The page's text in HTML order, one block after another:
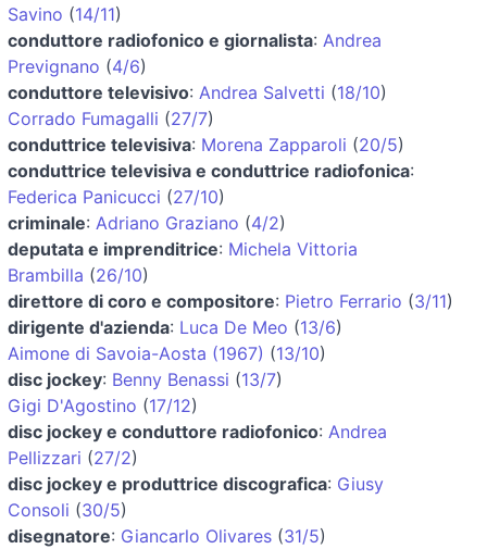
Savino (14/11)
conduttore radiofonico e giornalista: Andrea
Prevignano (4/6)
conduttore televisivo: Andrea Salvetti (18/10)
Corrado Fumagalli (27/7)
conduttrice televisiva: Morena Zapparoli (20/5)
conduttrice televisiva e conduttrice radiofonica:
Federica Panicucci (27/10)
criminale: Adriano Graziano (4/2)
deputata e imprenditrice: Michela Vittoria
Brambilla (26/10)
direttore di coro e compositore: Pietro Ferrario (3/11)
dirigente d'azienda: Luca De Meo (13/6)
Aimone di Savoia-Aosta (1967) (13/10)
disc jockey: Benny Benassi (13/7)
Gigi D'Agostino (17/12)
disc jockey e conduttore radiofonico: Andrea
Pellizzari (27/2)
disc jockey e produttrice discografica: Giusy
Consoli (30/5)
disegnatore: Giancarlo Olivares (31/5)